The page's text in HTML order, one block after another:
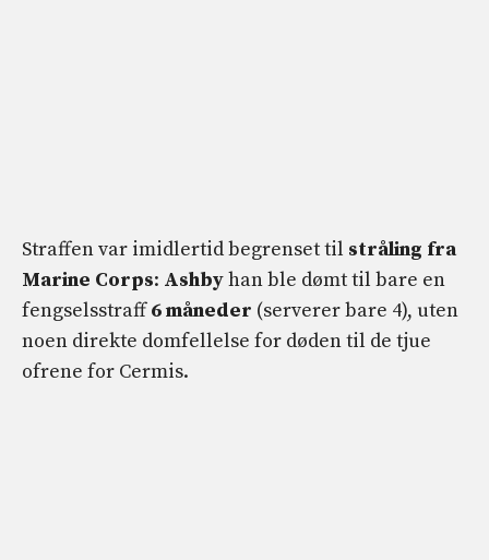
Straffen var imidlertid begrenset til stråling fra
Marine Corps: Ashbyhan ble dømt til bare en
fengselsstraff6 måneder (serverer bare 4), uten
noen direkte domfellelse for døden til de tjue
ofrene for Cermis.